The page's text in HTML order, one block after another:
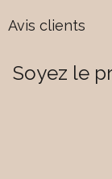
Avis clients
Soyez le